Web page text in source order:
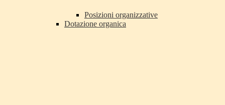
Posizioni organizzative
Dotazione organica